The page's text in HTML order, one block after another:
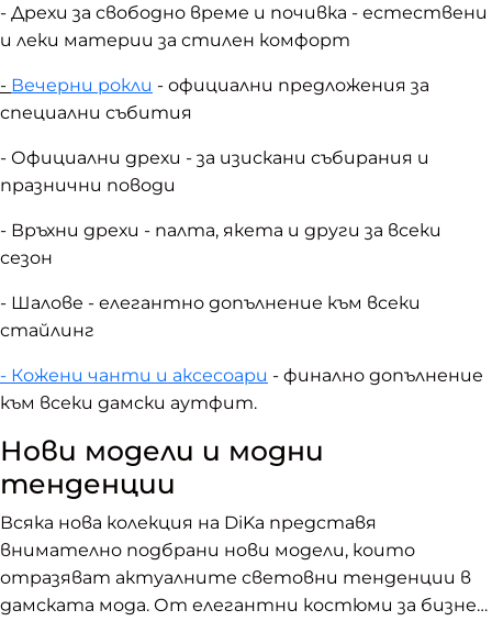
- Дрехи за свободно време и почивка - естествени
и леки материи за стилен комфорт
- Вечерни рокли - официални предложения за
специални събития
- Официални дрехи - за изискани събирания и
празнични поводи
- Връхни дрехи - палта, якета и други за всеки
сезон
- Шалове - елегантно допълнение към всеки
стайлинг
- Кожени чанти и аксесоари - финално допълнение
към всеки дамски аутфит.
Нови модели и модни
тенденции
Всяка нова колекция на DiKa представя
внимателно подбрани нови модели, които
отразяват актуалните световни тенденции в
дамската мода. От елегантни костюми за бизнес